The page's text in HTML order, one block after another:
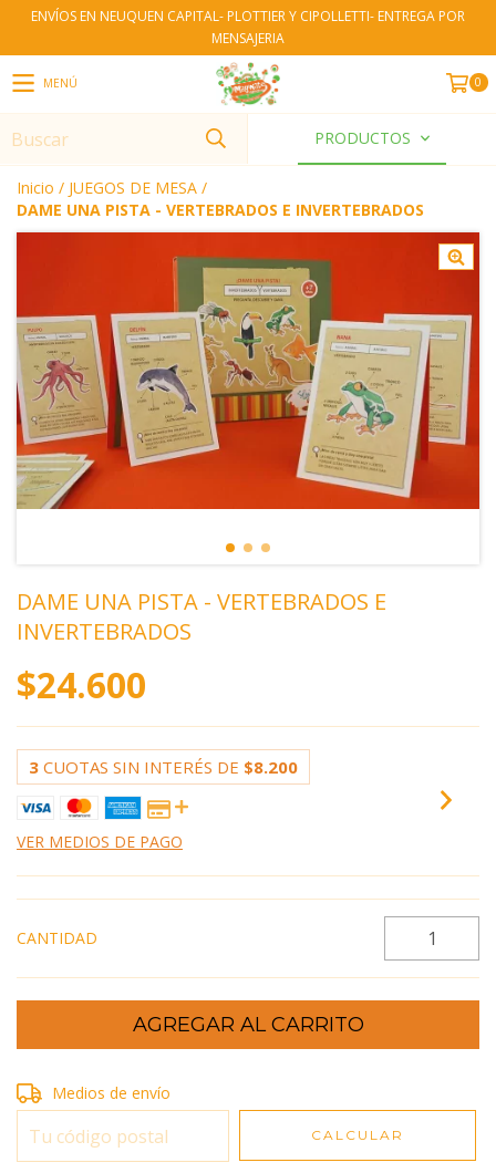
ENVÍOS EN NEUQUEN CAPITAL- PLOTTIER Y CIPOLLETTI- ENTREGA POR
MENSAJERIA
MENÚ 0
PRODUCTOS
Inicio / JUEGOS DE MESA /
DAME UNA PISTA - VERTEBRADOS E INVERTEBRADOS
DAME UNA PISTA - VERTEBRADOS E
INVERTEBRADOS
$24.600
3 CUOTAS SIN INTERÉS DE $8.200
VER MEDIOS DE PAGO
CANTIDAD
Entregas para el CP:
Medios de envío
CALCULAR